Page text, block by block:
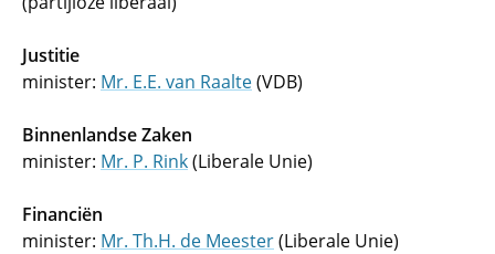
Justitie
minister: Mr. E.E. van Raalte(VDB)
Binnenlandse Zaken
minister: Mr. P. Rink(Liberale Unie)
Financiën
minister: Mr. Th.H. de Meester(Liberale Unie)